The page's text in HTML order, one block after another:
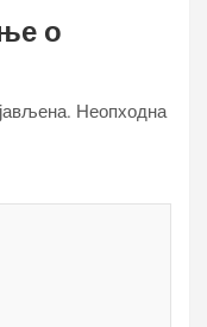
о
Неопходна